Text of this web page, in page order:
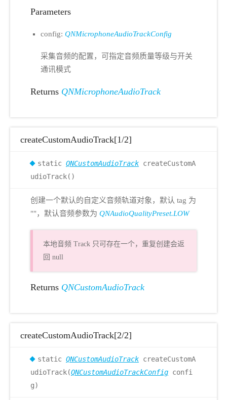
Parameters
config: QNMicrophoneAudioTrackConfig
采集音频的配置，可指定音频质量等级与开关
通讯模式
Returns QNMicrophoneAudioTrack
createCustomAudioTrack[1/2]
static QNCustomAudioTrack createCustomA
udioTrack()
创建一个默认的自定义音频轨道对象，默认 tag 为
""，默认音频参数为 QNAudioQualityPreset.LOW
本地音频 Track 只可存在一个，重复创建会返
回 null
Returns QNCustomAudioTrack
createCustomAudioTrack[2/2]
static QNCustomAudioTrack createCustomA
udioTrack(QNCustomAudioTrackConfig confi
g)